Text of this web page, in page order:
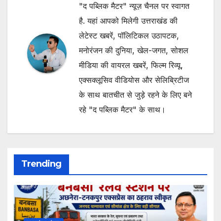
"द पब्लिक मैटर" न्यूज़ चैनल पर स्वागत
है. यहां आपको मिलेगी उत्तराखंड की
लेटेस्ट खबरें, पॉलिटिकल उठापटक,
मनोरंजन की दुनिया, खेल-जगत, सोशल
मीडिया की वायरल खबरें, फिल्म रिव्यू,
एक्सक्लूसिव वीडियोस और सेलिब्रिटीज
के साथ बातचीत से जुड़े रहने के लिए बने
रहे "द पब्लिक मैटर" के साथ।
Trending